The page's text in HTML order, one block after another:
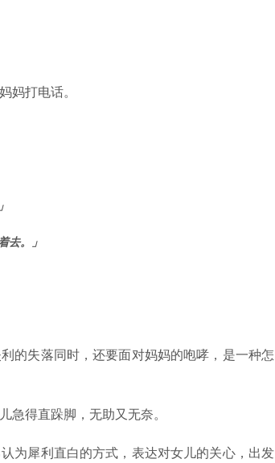
妈打电话。
去。」
的失落同时，还要面对妈妈的咆哮，是一种怎
急得直跺脚，无助又无奈。
为犀利直白的方式，表达对女儿的关心，出发